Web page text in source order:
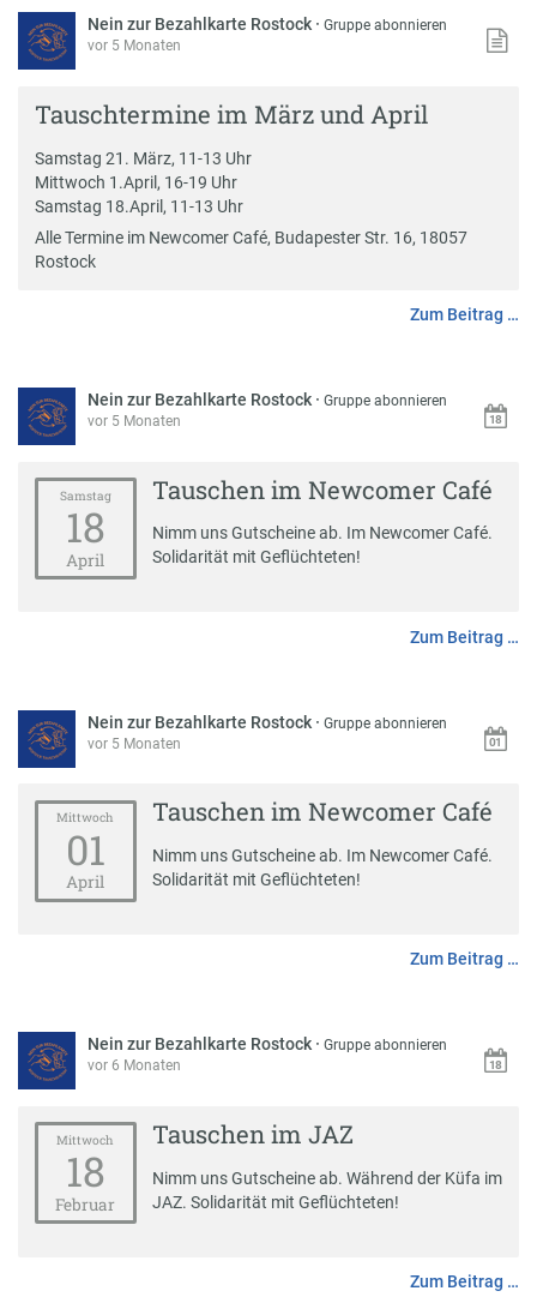
Nein zur Bezahlkarte Rostock ·Gruppe abonnieren
vor 5 Monaten
Tauschtermine im März und April
Samstag 21. März, 11-13 Uhr
Mittwoch 1.April, 16-19 Uhr
Samstag 18.April, 11-13 Uhr
Alle Termine im Newcomer Café, Budapester Str. 16, 18057
Rostock
Zum Beitrag …
Nein zur Bezahlkarte Rostock ·Gruppe abonnieren
vor 5 Monaten
Samstag
18
April
Tauschen im Newcomer Café
Nimm uns Gutscheine ab. Im Newcomer Café.
Solidarität mit Geflüchteten!
Zum Beitrag …
Nein zur Bezahlkarte Rostock ·Gruppe abonnieren
vor 5 Monaten
Mittwoch
01
April
Tauschen im Newcomer Café
Nimm uns Gutscheine ab. Im Newcomer Café.
Solidarität mit Geflüchteten!
Zum Beitrag …
Nein zur Bezahlkarte Rostock ·Gruppe abonnieren
vor 6 Monaten
Mittwoch
18
Februar
Tauschen im JAZ
Nimm uns Gutscheine ab. Während der Küfa im
JAZ. Solidarität mit Geflüchteten!
Zum Beitrag …